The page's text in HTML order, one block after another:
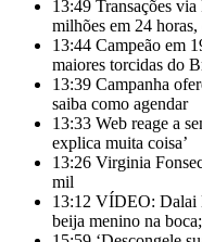
13:49 Transações
milhões em 24
13:44 Campeão em
maiores torcidas do
13:39 Campanha
saiba como agendar
13:33 Web reage a
explica muita coisa’
13:26 Virginia
mil
13:12 VÍDEO: Dalai
beija menino na